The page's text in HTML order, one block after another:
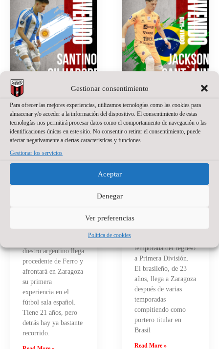
Gestionar consentimiento
Para ofrecer las mejores experiencias, utilizamos tecnologías como las cookies para
almacenar y/o acceder a la información del dispositivo. El consentimiento de estas
tecnologías nos permitirá procesar datos como el comportamiento de navegación o las
identificaciones únicas en este sitio. No consentir o retirar el consentimiento, puede
afectar negativamente a ciertas características y funciones.
Gestionar los servicios
Aceptar
Denegar
Ver preferencias
Política de cookies
SANTINO
OILHABORDA,
UNA APUESTA
DE PRESENTE
Y FUTURO
PARA EL
27 de julio de 2026
No
para la temporada
diestro argentino llega
procedente de Ferro y
afrontará en Zaragoza
su primera
experiencia en el
fútbol sala español.
Tiene 21 años, pero
detrás hay ya bastante
recorrido.
JACKSON
SANT’ANNA,
NUEVO
PORTERO DE
20 de julio de 2026
No
La portería del
temporada del regreso
a Primera División.
El brasileño, de 23
años, llega a Zaragoza
después de varias
temporadas
compitiendo como
portero titular en
Brasil
Read More »